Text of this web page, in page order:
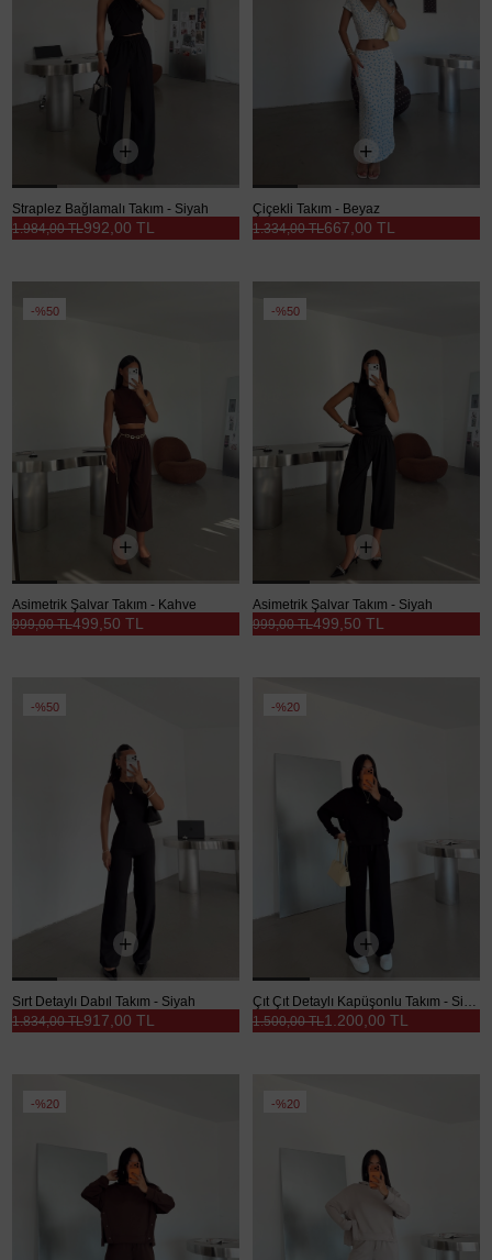
Straplez Bağlamalı Takım - Siyah
992,00 TL
1.984,00 TL
Çiçekli Takım - Beyaz
667,00 TL
1.334,00 TL
%50
Asimetrik Şalvar Takım - Kahve
499,50 TL
999,00 TL
%50
Asimetrik Şalvar Takım - Siyah
499,50 TL
999,00 TL
%50
Sırt Detaylı Dabıl Takım - Siyah
917,00 TL
1.834,00 TL
%20
1.200,00 TL
1.500,00 TL
%20 %20